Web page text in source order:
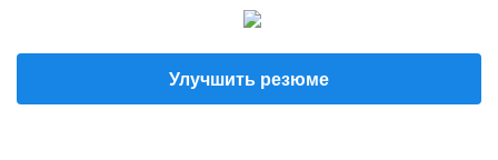
Улучшить резюме